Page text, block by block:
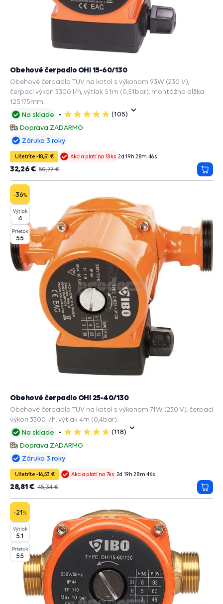
Na sklade
5
hviezdičiek
(105)
Doprava ZADARMO
Obehové čerpadlo OHI 15-60/130
Obehové čerpadlo TUV na kotol s výkonom 93W (230 V),
čerpací výkon 3300 l/h, výtlak 5.1m (0,51bar), montážna dĺžka
125175mm.
Záruka 3 roky
Ušetríte -18,51 € Akcia platí na 18ks 2d 19h 28m 45s
50,77 €
32,26 €
do
-36%
Výtlak
4
Prietok
55
Na sklade
5
hviezdičiek
(118)
Doprava ZADARMO
Obehové čerpadlo OHI 25-40/130
Obehové čerpadlo TUV na kotol s výkonom 71W (230 V), čerpací
výkon 3300 l/h, výtlak 4m (0,4bar).
Záruka 3 roky
Ušetríte -16,53 € Akcia platí na 7ks 2d 19h 28m 45s
45,34 €
28,81 €
do
-21%
Výtlak
5.1
Prietok
55